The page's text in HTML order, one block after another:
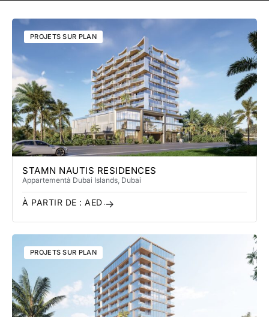
PROJETS SUR PLAN
STAMN NAUTIS RESIDENCES
Appartementà Dubai Islands , Dubai
À PARTIR DE : AED
PROJETS SUR PLAN